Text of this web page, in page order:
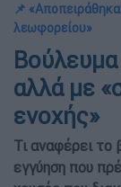
📌
λεωφορείου»
αλλά με
ενοχής»
Τι αναφέρει το
εγγύηση που